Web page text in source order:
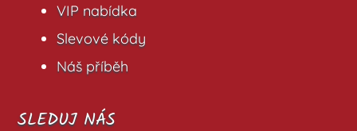
VIP nabídka
Slevové kódy
Náš příběh
SLEDUJ NÁS